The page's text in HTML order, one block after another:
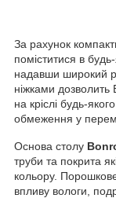
За рахунок
поміститися в
надавши широкий
ніжками дозволить
на кріслі будь-
обмеження у
Основа столу
труби та покрита
кольору.
впливу вологи,